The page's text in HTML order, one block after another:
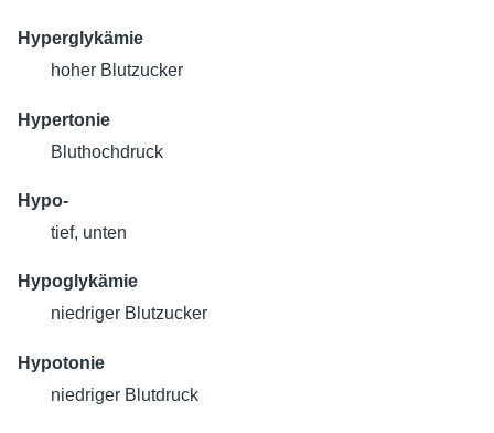
Hyperglykämie
hoher Blutzucker
Hypertonie
Bluthochdruck
Hypo-
tief, unten
Hypoglykämie
niedriger Blutzucker
Hypotonie
niedriger Blutdruck